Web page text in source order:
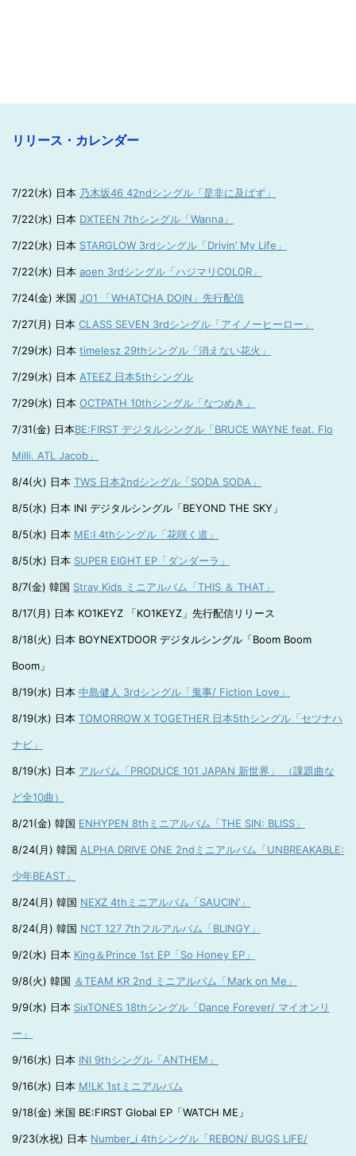
リリース・カレンダー
7/22(水) 日本 乃木坂46 42ndシングル「是非に及ばず」
7/22(水) 日本 DXTEEN 7thシングル「Wanna」
7/22(水) 日本 STARGLOW 3rdシングル「Drivin’ My Life」
7/22(水) 日本 aoen 3rdシングル「ハジマリCOLOR」
7/24(金) 米国 JO1 「WHATCHA DOIN」先行配信
7/27(月) 日本 CLASS SEVEN 3rdシングル「アイノーヒーロー」
7/29(水) 日本 timelesz 29thシングル「消えない花火」
7/29(水) 日本 ATEEZ 日本5thシングル
7/29(水) 日本 OCTPATH 10thシングル「なつめき」
7/31(金) 日本BE:FIRST デジタルシングル「BRUCE WAYNE feat. Flo
Milli, ATL Jacob」
8/4(火) 日本 TWS 日本2ndシングル「SODA SODA」
8/5(水) 日本 INI デジタルシングル「BEYOND THE SKY」
8/5(水) 日本 ME:I 4thシングル「花咲く道」
8/5(水) 日本 SUPER EIGHT EP「ダンダーラ」
8/7(金) 韓国 Stray Kids ミニアルバム「THIS ＆ THAT」
8/17(月) 日本 KO1KEYZ 「KO1KEYZ」先行配信リリース
8/18(火) 日本 BOYNEXTDOOR デジタルシングル「Boom Boom
Boom」
8/19(水) 日本 中島健人 3rdシングル「鬼事/ Fiction Love」
8/19(水) 日本 TOMORROW X TOGETHER 日本5thシングル「セツナハ
ナビ」
8/19(水) 日本 アルバム「PRODUCE 101 JAPAN 新世界」 （課題曲な
ど全10曲）
8/21(金) 韓国 ENHYPEN 8thミニアルバム「THE SIN: BLISS」
8/24(月) 韓国 ALPHA DRIVE ONE 2ndミニアルバム「UNBREAKABLE:
少年BEAST」
8/24(月) 韓国 NEXZ 4thミニアルバム「SAUCIN’」
8/24(月) 韓国 NCT 127 7thフルアルバム「BLINGY」
9/2(水) 日本 King＆Prince 1st EP「So Honey EP」
9/8(火) 韓国 ＆TEAM KR 2nd ミニアルバム「Mark on Me」
9/9(水) 日本 SixTONES 18thシングル「Dance Forever/ マイオンリ
ー」
9/16(水) 日本 INI 9thシングル「ANTHEM」
9/16(水) 日本 M!LK 1stミニアルバム
9/18(金) 米国 BE:FIRST Global EP「WATCH ME」
9/23(水祝) 日本 Number_i 4thシングル「REBON/ BUGS LIFE/